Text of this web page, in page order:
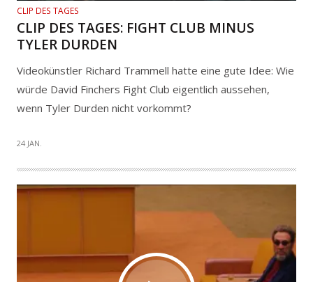
CLIP DES TAGES
CLIP DES TAGES: FIGHT CLUB MINUS
TYLER DURDEN
Videokünstler Richard Trammell hatte eine gute Idee: Wie
würde David Finchers Fight Club eigentlich aussehen,
wenn Tyler Durden nicht vorkommt?
24 JAN.